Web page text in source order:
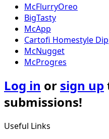
McFlurryOreo
BigTasty
McApp
Cartofi Homestyle
McNugget
McProgres
Log in or sign up
submissions!
Useful Links